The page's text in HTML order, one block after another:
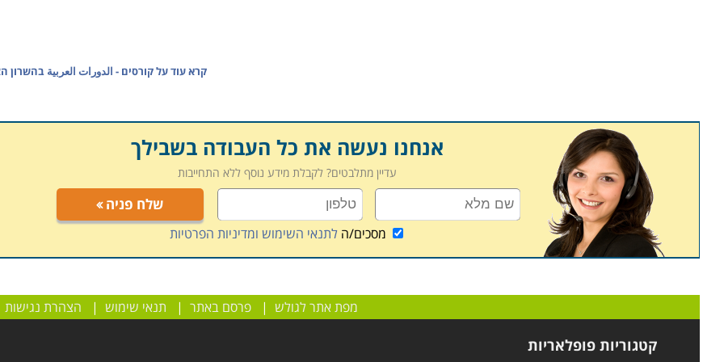
קרא עוד עלקורסים - الدورات العربية בהשרון
אנחנו נעשה את כל העבודה בשבילך
עדיין מתלבטים? לקבלת מידע נוסף ללא התחייבות
שלח פניה
מסכים/הלתנאי השימוש ומדיניות הפרטיות
מפת אתר לגולש |פרסם באתר | תנאי שימוש | הצהרת נגישות
קטגוריות פופלאריות